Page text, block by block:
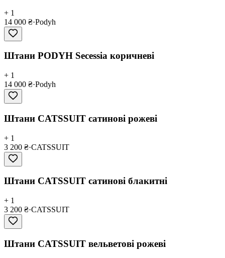
+ 1
14 000 ₴·Podyh
Штани PODYH Secessia коричневі
+ 1
14 000 ₴·Podyh
Штани CATSSUIT сатинові рожеві
+ 1
3 200 ₴·CATSSUIT
Штани CATSSUIT сатинові блакитні
+ 1
3 200 ₴·CATSSUIT
Штани CATSSUIT вельветові рожеві